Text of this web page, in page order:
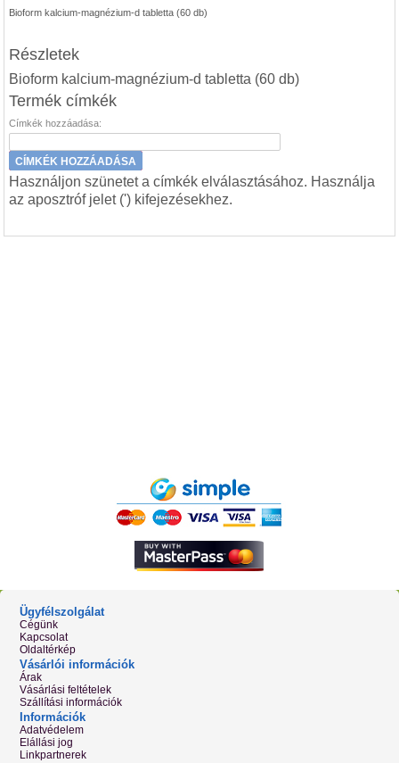
Bioform kalcium-magnézium-d tabletta (60 db)
Részletek
Bioform kalcium-magnézium-d tabletta (60 db)
Termék címkék
Címkék hozzáadása:
CÍMKÉK HOZZÁADÁSA
Használjon szünetet a címkék elválasztásához. Használja
az aposztróf jelet (') kifejezésekhez.
Ügyfélszolgálat
Cégünk
Kapcsolat
Oldaltérkép
Vásárlói információk
Árak
Vásárlási feltételek
Szállítási információk
Információk
Adatvédelem
Elállási jog
Linkpartnerek